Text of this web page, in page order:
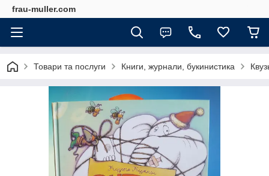
frau-muller.com
Товари та послуги Книги, журнали, букинистика